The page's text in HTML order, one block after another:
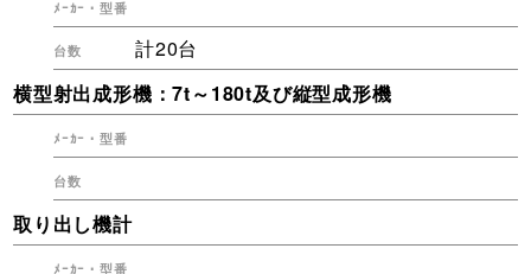
計20台
横型射出成形機：7t～180t及び縦型成形機
取り出し機計